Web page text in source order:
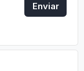
Enviar